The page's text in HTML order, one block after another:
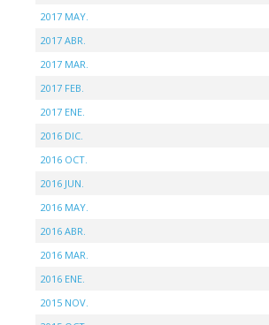
2017 MAY.
2017 ABR.
2017 MAR.
2017 FEB.
2017 ENE.
2016 DIC.
2016 OCT.
2016 JUN.
2016 MAY.
2016 ABR.
2016 MAR.
2016 ENE.
2015 NOV.